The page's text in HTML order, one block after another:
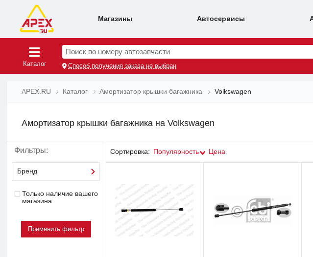
Магазины Автосервисы
Каталог
Поиск по номеру автозапчасти
Способ получения заказа не выбран
APEX.RU Каталог Амортизатор крышки багажника Volkswagen
Амортизатор крышки багажника на Volkswagen
Фильтры:
Бренд
Только наличие вашего
магазина
Сортировка: Популярность Цена